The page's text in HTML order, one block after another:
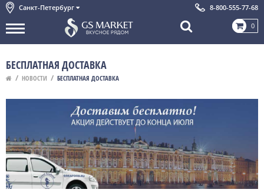
Санкт-Петербург 8-800-555-77-68
0
БЕСПЛАТНАЯ ДОСТАВКА
НОВОСТИ БЕСПЛАТНАЯ ДОСТАВКА